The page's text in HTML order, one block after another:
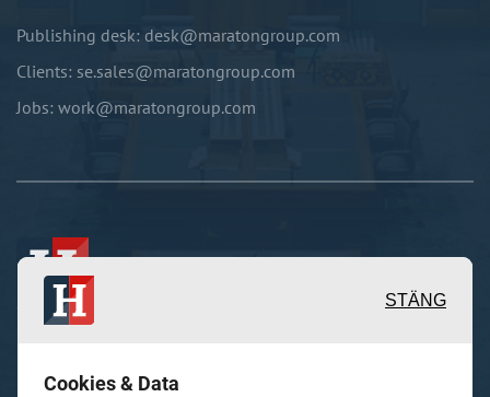
Publishing desk: desk@maratongroup.com
Clients: se.sales@maratongroup.com
Jobs: work@maratongroup.com
STÄNG
Cookies & Data